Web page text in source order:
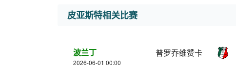
皮亚斯特相关比赛
波兰丁
2026-06-01 00:00
普罗乔维赞卡